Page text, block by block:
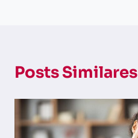
Posts Similares